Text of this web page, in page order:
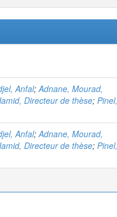
Anfal;Adnane, Mourad,
Directeur de thèse; Pinel,
Anfal;Adnane, Mourad,
Directeur de thèse; Pinel,